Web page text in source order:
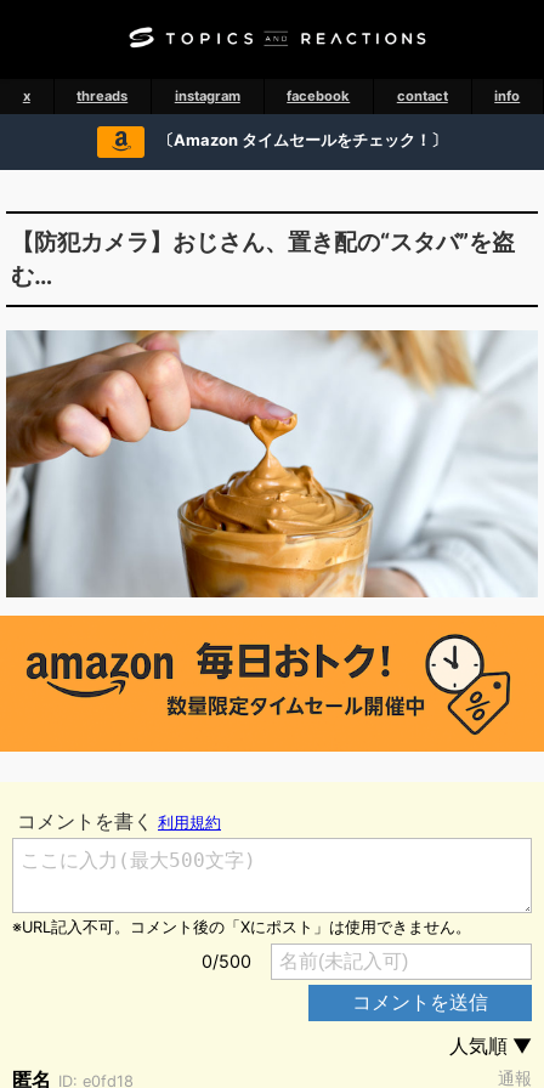
x threads instagram facebook contact info
〔Amazon タイムセールをチェック！〕
【防犯カメラ】おじさん、置き配の“スタバ”を盗
む…